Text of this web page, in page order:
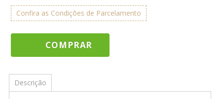
Confira as Condições de Parcelamento
COMPRAR
Descrição